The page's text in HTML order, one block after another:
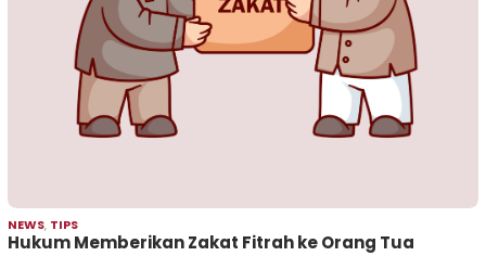
NEWS, TIPS
Hukum Memberikan Zakat Fitrah ke Orang Tua